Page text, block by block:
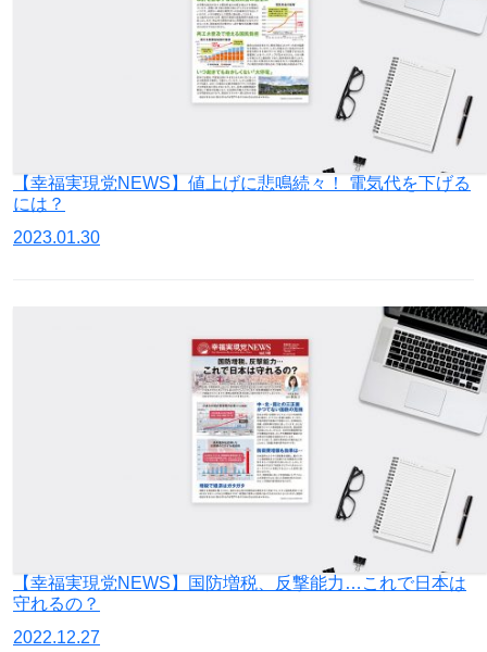
【幸福実現党NEWS】値上げに悲鳴続々！ 電気代を下げる
には？
2023.01.30
【幸福実現党NEWS】国防増税、反撃能力…これで日本は
守れるの？
2022.12.27